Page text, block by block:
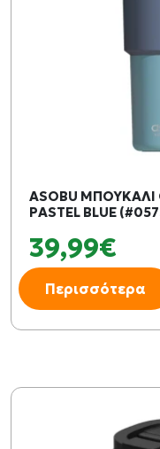
ASOBU ΜΠΟΥΚΑΛΙ
PASTEL BLUE
39,99€
Περισσότερα